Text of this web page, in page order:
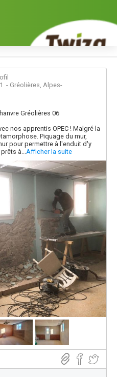
- Gréolières, Alpes-
Gréolières 06
nos apprentis OPEC ! Malgré la
Piquage du mur,
pour permettre à l'enduit d'y
à...Afficher la suite